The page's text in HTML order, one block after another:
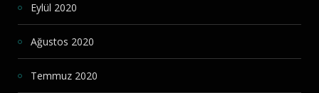
Eylül 2020
Ağustos 2020
Temmuz 2020